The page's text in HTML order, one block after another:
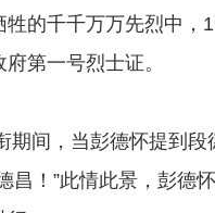
千千万万先烈中，
第一号烈士证。
间，当彭德怀提到段
昌！”此情此景，彭德